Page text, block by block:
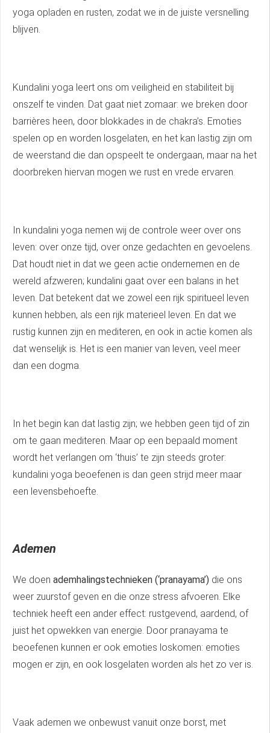
yoga opladen en rusten, zodat we in de juiste versnelling
blijven.
Kundalini yoga leert ons om veiligheid en stabiliteit bij
onszelf te vinden. Dat gaat niet zomaar: we breken door
barrières heen, door blokkades in de chakra’s. Emoties
spelen op en worden losgelaten, en het kan lastig zijn om
de weerstand die dan opspeelt te ondergaan, maar na het
doorbreken hiervan mogen we rust en vrede ervaren.
In kundalini yoga nemen wij de controle weer over ons
leven: over onze tijd, over onze gedachten en gevoelens.
Dat houdt niet in dat we geen actie ondernemen en de
wereld afzweren; kundalini gaat over een balans in het
leven. Dat betekent dat we zowel een rijk spiritueel leven
kunnen hebben, als een rijk materieel leven. En dat we
rustig kunnen zijn en mediteren, en ook in actie komen als
dat wenselijk is. Het is een manier van leven, veel meer
dan een dogma.
In het begin kan dat lastig zijn; we hebben geen tijd of zin
om te gaan mediteren. Maar op een bepaald moment
wordt het verlangen om ‘thuis’ te zijn steeds groter:
kundalini yoga beoefenen is dan geen strijd meer maar
een levensbehoefte.
Ademen
We doen ademhalingstechnieken (‘pranayama’) die ons
weer zuurstof geven en die onze stress afvoeren. Elke
techniek heeft een ander effect: rustgevend, aardend, of
juist het opwekken van energie. Door pranayama te
beoefenen kunnen er ook emoties loskomen: emoties
mogen er zijn, en ook losgelaten worden als het zo ver is.
Vaak ademen we onbewust vanuit onze borst, met